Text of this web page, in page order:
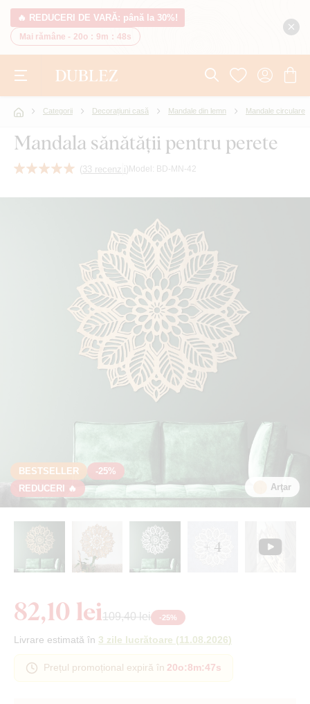
🔥 REDUCERI DE VARĂ: până la 30%!
Mai rămâne - 20o : 9m : 47s
Categorii Decorațiuni casă Mandale din lemn Mandale circulare
Mandala sănătății pentru perete
(33 recenzii) Model: BD-MN-42
BESTSELLER
-25%
REDUCERI 🔥
Arţar
+ 4
82,10 lei109,40 lei -25%
Livrare estimată în 3 zile lucrătoare (11.08.2026)
Prețul promoțional expiră în 20o:8m:47s